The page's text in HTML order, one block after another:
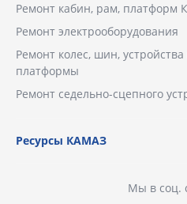
Ремонт кабин, рам, платформ
Ремонт электрооборудования
Ремонт колес, шин,
платформы
Ремонт седельно-сцепного
Ресурсы КАМАЗ
Мы в соц.